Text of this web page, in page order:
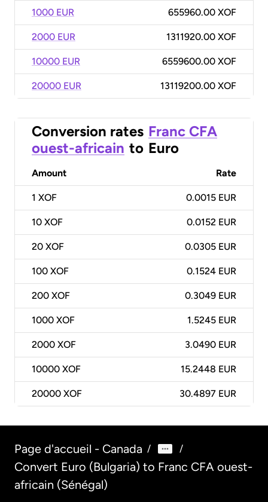
1000 EUR 655960.00 XOF
2000 EUR 1311920.00 XOF
10000 EUR 6559600.00 XOF
20000 EUR 13119200.00 XOF
Conversion rates Franc CFA
ouest-africain to Euro
Amount Rate
1 XOF 0.0015 EUR
10 XOF 0.0152 EUR
20 XOF 0.0305 EUR
100 XOF 0.1524 EUR
200 XOF 0.3049 EUR
1000 XOF 1.5245 EUR
2000 XOF 3.0490 EUR
10000 XOF 15.2448 EUR
20000 XOF 30.4897 EUR
Page d'accueil - Canada / /
Convert Euro (Bulgaria) to Franc CFA ouest-
africain (Sénégal)